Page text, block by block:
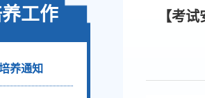
工作
养通知
【考